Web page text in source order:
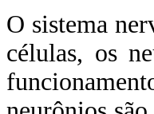
O sistema
células, os